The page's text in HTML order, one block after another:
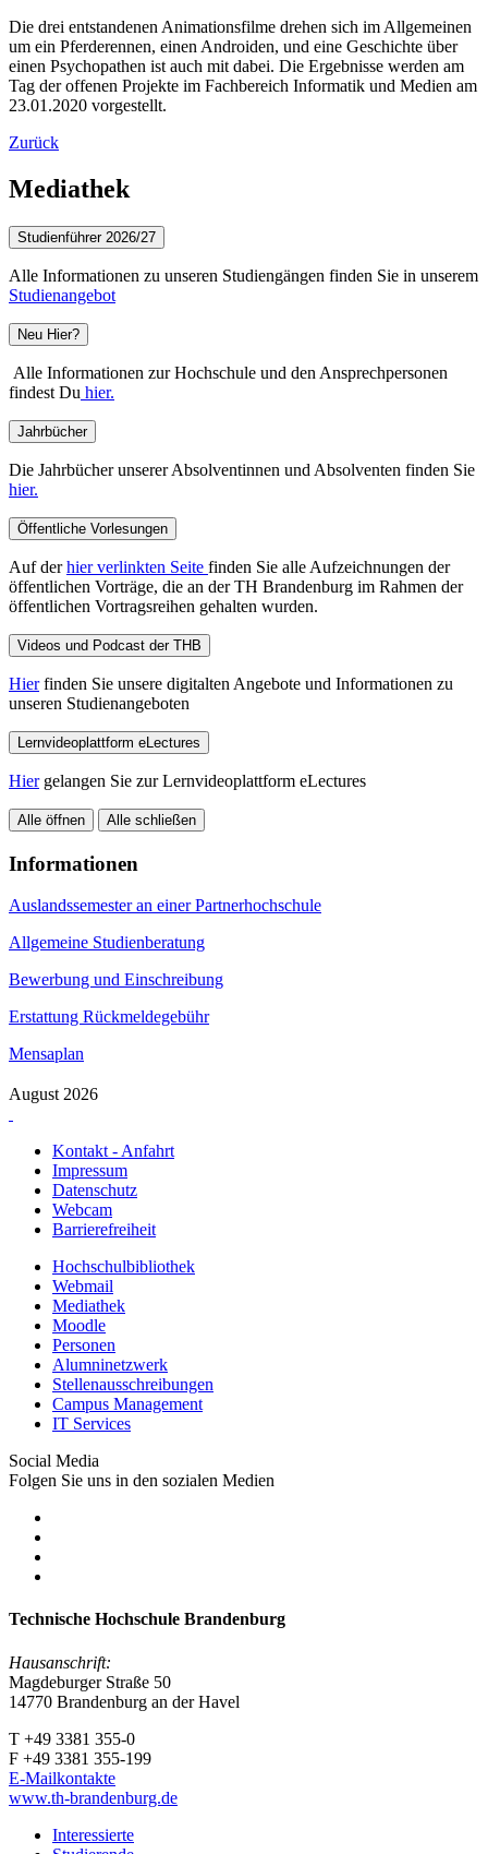
Die drei entstandenen Animationsfilme drehen sich im Allgemeinen
um ein Pferderennen, einen Androiden, und eine Geschichte über
einen Psychopathen ist auch mit dabei. Die Ergebnisse werden am
Tag der offenen Projekte im Fachbereich Informatik und Medien am
23.01.2020 vorgestellt.
Zurück
Mediathek
Studienführer 2026/27
Alle Informationen zu unseren Studiengängen finden Sie in unserem
Studienangebot
Neu Hier?
Alle Informationen zur Hochschule und den Ansprechpersonen
findest Du hier.
Jahrbücher
Die Jahrbücher unserer Absolventinnen und Absolventen finden Sie
hier.
Öffentliche Vorlesungen
Auf derhier verlinkten Seite finden Sie alle Aufzeichnungen der
öffentlichen Vorträge, die an der TH Brandenburg im Rahmen der
öffentlichen Vortragsreihen gehalten wurden.
Videos und Podcast der THB
Hierfinden Sie unsere digitalten Angebote und Informationen zu
unseren Studienangeboten
Lernvideoplattform eLectures
Hiergelangen Sie zur Lernvideoplattform eLectures
Alle öffnen Alle schließen
Informationen
Auslandssemester an einer Partnerhochschule
Allgemeine Studienberatung
Bewerbung und Einschreibung
Erstattung Rückmeldegebühr
Mensaplan
August 2026
Kontakt - Anfahrt
Impressum
Datenschutz
Webcam
Barrierefreiheit
Hochschulbibliothek
Webmail
Mediathek
Moodle
Personen
Alumninetzwerk
Stellenausschreibungen
Campus Management
IT Services
Social Media
Folgen Sie uns in den sozialen Medien
Technische Hochschule Brandenburg
Hausanschrift:
Magdeburger Straße 50
14770 Brandenburg an der Havel
T +49 3381 355-0
F +49 3381 355-199
E-Mailkontakte
www.th-brandenburg.de
Interessierte